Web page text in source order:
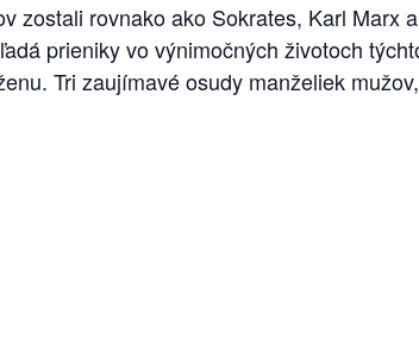
zostali rovnako ako Sokrates, Karl
prieniky vo výnimočných životoch
Tri zaujímavé osudy manželiek